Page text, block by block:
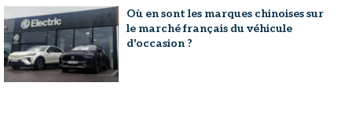
Où en sont les marques chinoises sur
le marché français du véhicule
d'occasion ?